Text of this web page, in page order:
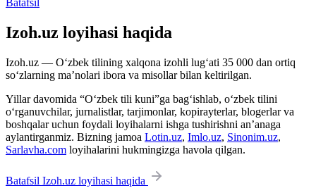
Izoh.uz loyihasi haqida
Izoh.uz — O‘zbek tilining xalqona izohli lug‘ati 35 000 dan ortiq
so‘zlarning ma’nolari ibora va misollar bilan keltirilgan.
Yillar davomida “O‘zbek tili kuni”ga bag‘ishlab, o‘zbek tilini
o‘rganuvchilar, jurnalistlar, tarjimonlar, kopirayterlar, blogerlar va
boshqalar uchun foydali loyihalarni ishga tushirishni an’anaga
aylantirganmiz. Bizning jamoa Lotin.uz, Imlo.uz, Sinonim.uz,
Sarlavha.com loyihalarini hukmingizga havola qilgan.
Batafsil Izoh.uz loyihasi haqida